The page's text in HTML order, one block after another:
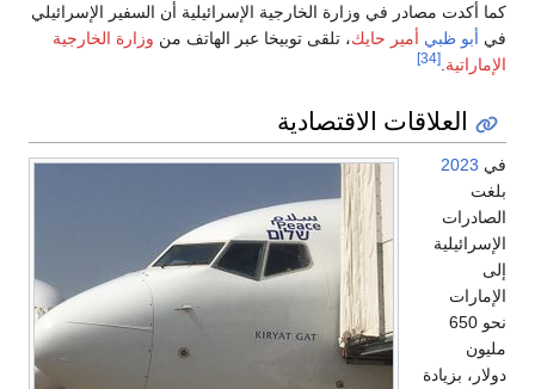
كما أكدت مصادر في وزارة الخارجية الإسرائيلية أن السفير الإسرائيلي
في أبو ظبي أمير حايك، تلقى توبيخا عبر الهاتف من وزارة الخارجية
الإماراتية [34]
العلاقات الاقتصادية
في 2023
بلغت
الصادرات
الإسرائيلية
إلى
الإمارات
نحو 650
مليون
دولار، بزيادة